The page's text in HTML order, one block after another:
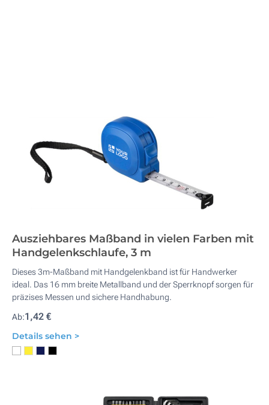
Ausziehbares Maßband in vielen Farben mit
Handgelenkschlaufe, 3 m
Dieses 3m-Maßband mit Handgelenkband ist für Handwerker
ideal. Das 16 mm breite Metallband und der Sperrknopf sorgen für
präzises Messen und sichere Handhabung.
Ab:1,42 €
Details sehen >